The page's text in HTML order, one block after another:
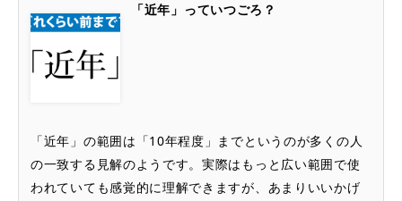
「近年」っていつごろ？
「近年」の範囲は「10年程度」までというのが多くの人
の一致する見解のようです。実際はもっと広い範囲で使
われていても感覚的に理解できますが、あまりいいかげ